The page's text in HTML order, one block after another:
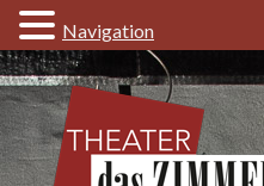
Navigation